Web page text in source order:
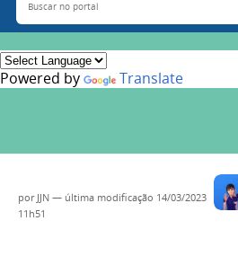
Powered by Translate
por JJN — última modificação 14/03/2023
11h51